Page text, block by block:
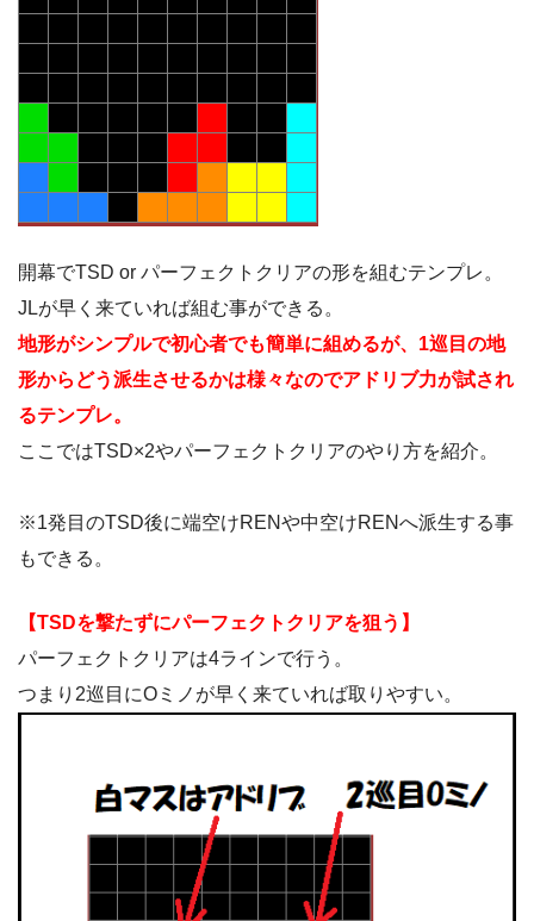
開幕でTSD or パーフェクトクリアの形を組むテンプレ。
JLが早く来ていれば組む事ができる。
地形がシンプルで初心者でも簡単に組めるが、1巡目の地
形からどう派生させるかは様々なのでアドリブ力が試され
るテンプレ。
ここではTSD×2やパーフェクトクリアのやり方を紹介。
※1発目のTSD後に端空けRENや中空けRENへ派生する事
もできる。
【TSDを撃たずにパーフェクトクリアを狙う】
パーフェクトクリアは4ラインで行う。
つまり2巡目にOミノが早く来ていれば取りやすい。